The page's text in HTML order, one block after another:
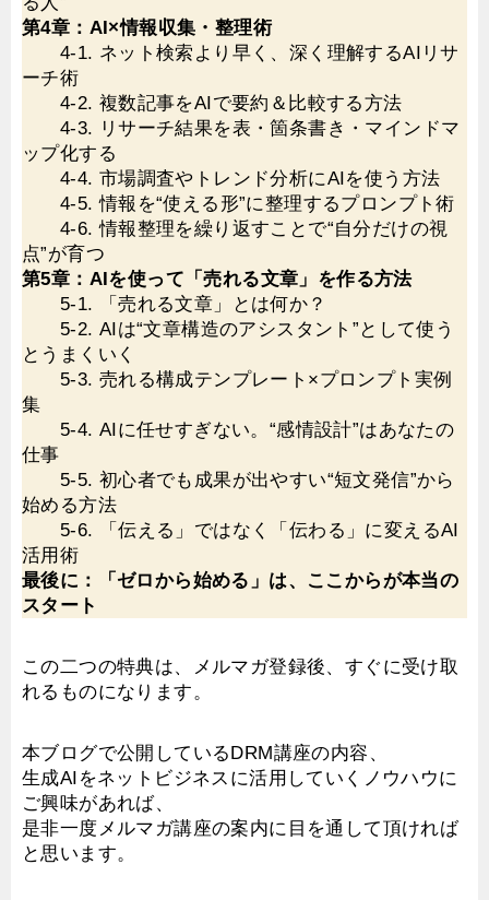
第4章：AI×情報収集・整理術
4-1. ネット検索より早く、深く理解するAIリサ
ーチ術
4-2. 複数記事をAIで要約＆比較する方法
4-3. リサーチ結果を表・箇条書き・マインドマ
ップ化する
4-4. 市場調査やトレンド分析にAIを使う方法
4-5. 情報を“使える形”に整理するプロンプト術
4-6. 情報整理を繰り返すことで“自分だけの視
点”が育つ
第5章：AIを使って「売れる文章」を作る方法
5-1. 「売れる文章」とは何か？
5-2. AIは“文章構造のアシスタント”として使う
とうまくいく
5-3. 売れる構成テンプレート×プロンプト実例
集
5-4. AIに任せすぎない。“感情設計”はあなたの
仕事
5-5. 初心者でも成果が出やすい“短文発信”から
始める方法
5-6. 「伝える」ではなく「伝わる」に変えるAI
活用術
最後に：「ゼロから始める」は、ここからが本当の
スタート
この二つの特典は、メルマガ登録後、すぐに受け取
れるものになります。
本ブログで公開しているDRM講座の内容、
生成AIをネットビジネスに活用していくノウハウに
ご興味があれば、
是非一度メルマガ講座の案内に目を通して頂ければ
と思います。